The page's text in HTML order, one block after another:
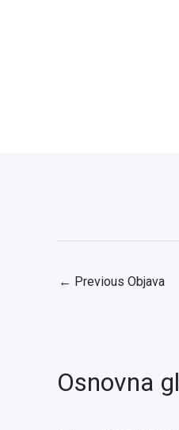
← Previous Objava
Osnovna